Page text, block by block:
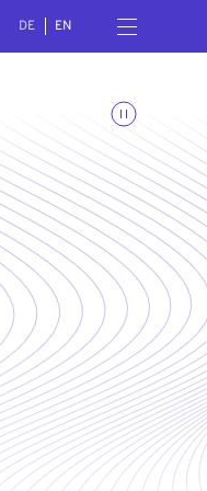
DE EN Menü öffnen
Animationen umschalten